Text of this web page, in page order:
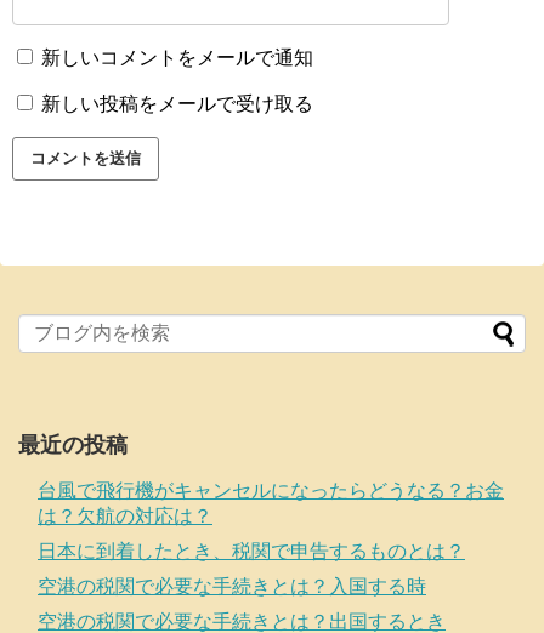
新しいコメントをメールで通知
新しい投稿をメールで受け取る
最近の投稿
台風で飛行機がキャンセルになったらどうなる？お金
は？欠航の対応は？
日本に到着したとき、税関で申告するものとは？
空港の税関で必要な手続きとは？入国する時
空港の税関で必要な手続きとは？出国するとき